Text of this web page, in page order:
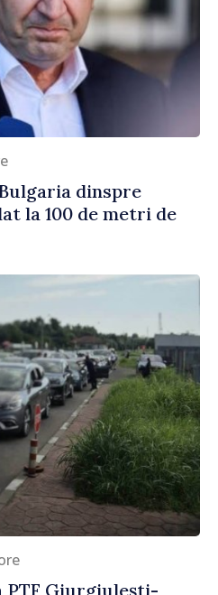
dinspre
la 100 de metri de
PTF Giurgiulești-